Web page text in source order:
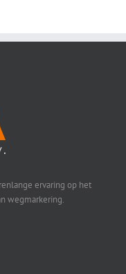
ervaring op het
wegmarkering.